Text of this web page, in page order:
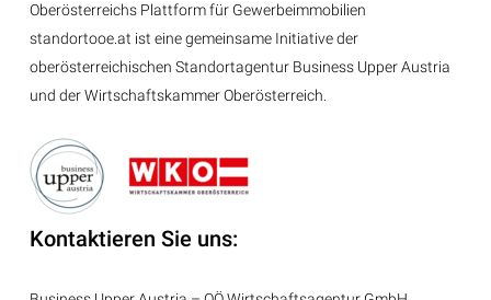
Oberösterreichs Plattform für Gewerbeimmobilien
standortooe.at ist eine gemeinsame Initiative der
oberösterreichischen Standortagentur Business Upper Austria
und der Wirtschaftskammer Oberösterreich.
Kontaktieren Sie uns: